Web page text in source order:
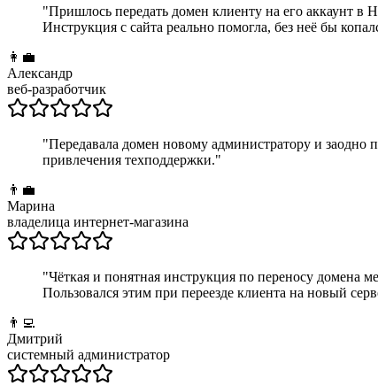
"Пришлось передать домен клиенту на его аккаунт в
Инструкция с сайта реально помогла, без неё бы
👩‍💼
Александр
веб-разработчик
"Передавала домен новому администратору и заодно
привлечения техподдержки."
👨‍💼
Марина
владелица интернет-магазина
"Чёткая и понятная инструкция по переносу домена
Пользовался этим при переезде клиента на новый
👨‍💻
Дмитрий
системный администратор